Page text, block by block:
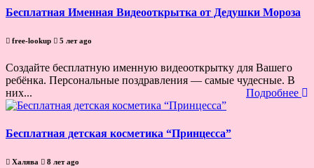
Бесплатная Именная Видеооткрытка от Дедушки Мороза
free-lookup 5 лет ago
Создайте бесплатную именную видеооткрытку для Вашего
ребёнка. Персональные поздравления — самые чудесные. В
них...
Подробнее
Бесплатная детская косметика “Принцесса”
Халява 8 лет ago